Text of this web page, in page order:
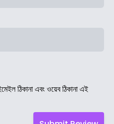
ঠিকানা এবং ওয়েব ঠিকানা এই